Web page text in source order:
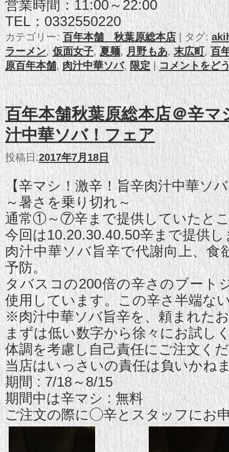
営業時間：11:00～22:00
TEL：0332550220
カテゴリー: 百年本舗 秋葉原総本店 |タグ:
ラーメン,仮面女子,夏麺,月野もあ,末広町,百
原百年本舗,肉汁中華ソバ,限定 |コメントをど
百年本舗秋葉原総本店＠辛マ
汁中華ソバ！フェア
投稿日:2017年7月18日
【辛マシ！激辛！旨辛肉汁中華ソ
～暑さを乗り切れ～
通常①～⑦辛まで提供していたと
今回は10.20.30.40.50辛まで提供し
肉汁中華ソバ旨辛で代謝向上、食
予防。
タバスコの200倍の辛さのブート
使用しています。この辛さ半端な
※肉汁中華ソバ旨辛を、頼まれた
まずは低い数字から徐々にお試し
体調を考慮し自己責任にご注文く
当店はいっさいの責任は負いかね
期間 : 7/18～8/15
期間中は辛マシ : 無料
ご注文の際に◯辛とスタッフにお